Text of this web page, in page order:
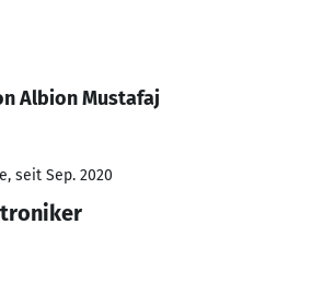
Albion Mustafaj
seit Sep. 2020